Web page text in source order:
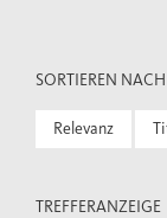
SORTIEREN NACH
Relevanz
TREFFERANZEIGE